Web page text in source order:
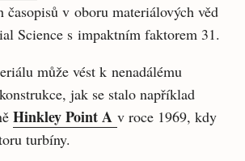
časopisů v oboru materiálových věd
Science s impaktním faktorem 31.
může vést k nenadálému
jak se stalo například
Hinkley Point A v roce 1969, kdy
turbíny.